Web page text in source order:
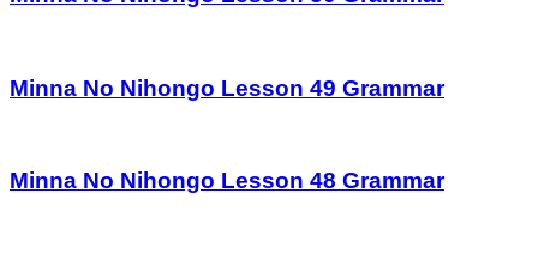
Minna No Nihongo Lesson 49 Grammar
Minna No Nihongo Lesson 48 Grammar